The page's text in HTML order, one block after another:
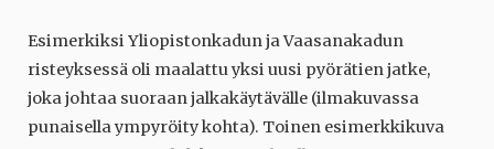
Esimerkiksi Yliopistonkadun ja Vaasanakadun
risteyksessä oli maalattu yksi uusi pyörätien jatke,
joka johtaa suoraan jalkakäytävälle (ilmakuvassa
punaisella ympyröity kohta). Toinen esimerkkikuva